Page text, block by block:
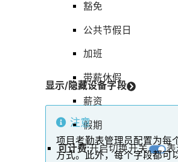
豁免
公共节假日
加班
带薪休假
薪资
假期
可计费:开启切换开关
显示/隐藏设备字段
注意
项目考勤表管理员配置为每
方式。此外，每个字段都可